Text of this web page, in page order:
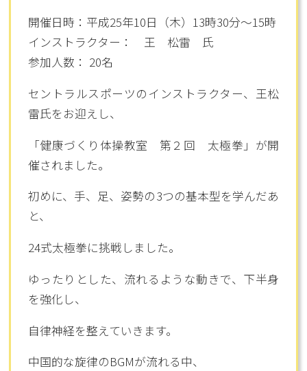
開催日時：平成25年10日（木）13時30分～15時
インストラクター： 王 松雷 氏
参加人数： 20名
セントラルスポーツのインストラクター、王松
雷氏をお迎えし、
「健康づくり体操教室 第２回 太極拳」が開
催されました。
初めに、手、足、姿勢の3つの基本型を学んだあ
と、
24式太極拳に挑戦しました。
ゆったりとした、流れるような動きで、下半身
を強化し、
自律神経を整えていきます。
中国的な旋律のBGMが流れる中、